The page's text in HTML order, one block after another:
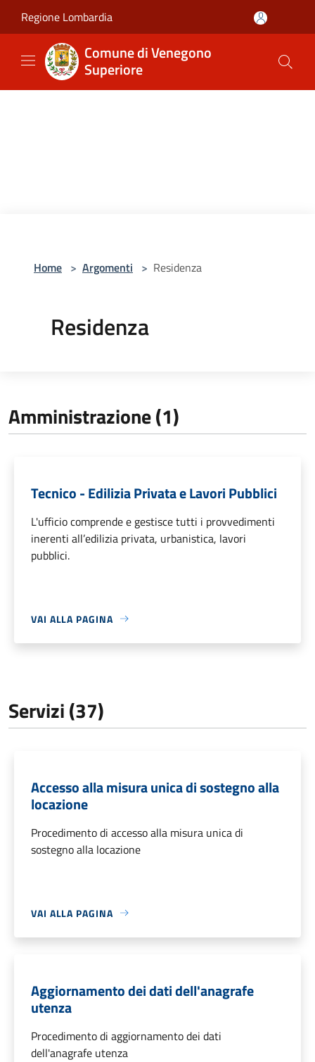
Regione Lombardia
Comune di Venegono
Superiore
Home > Argomenti > Residenza
Residenza
Amministrazione (1)
Tecnico - Edilizia Privata e Lavori Pubblici
L'ufficio comprende e gestisce tutti i provvedimenti
inerenti all’edilizia privata, urbanistica, lavori
pubblici.
VAI ALLA PAGINA
Servizi (37)
Accesso alla misura unica di sostegno alla
locazione
Procedimento di accesso alla misura unica di
sostegno alla locazione
VAI ALLA PAGINA
Aggiornamento dei dati dell'anagrafe
utenza
Procedimento di aggiornamento dei dati
dell'anagrafe utenza